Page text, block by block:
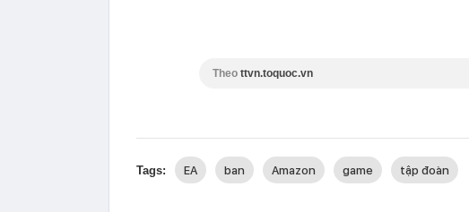
Theo ttvn.toquoc.vn
Tags: EA ban Amazon game tập đoàn